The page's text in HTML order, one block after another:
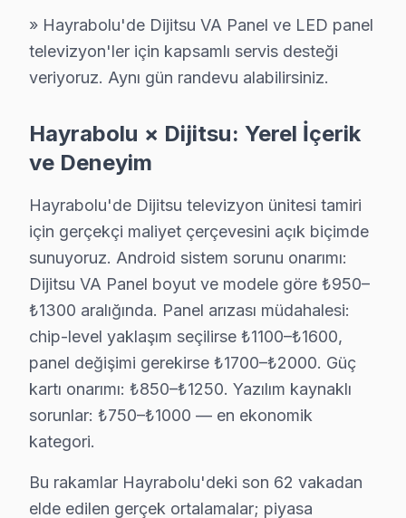
2.
Güç Kartı Arızası: Kesik Güç
Sorun: Televizyonun açıldığında aniden
Fiyat: Güç kartı değişimi 800 ₺ ile 1500 ₺
Panel Sorunu: Görüntü Bozukluğu
Neden: Panel teknolojisinin, özellikle eski
Fiyat: Panel değişimi için 2500 ₺ ile 4000 ₺
4. Backlight Problemleri: Ekranın Karanlık Kalması
Sorun: Ekranın bir kısmının veya tamamının
Neden: Arka aydınlatma LED'lerinin yanması
Fiyat: Backlight değişimi 1200 ₺ ile 2000 ₺
5.Yazılım Sorunu: Donma
Sorun: Televizyonun sürekli olarak donması
Hayrabolu bölgesinden gelen arızalar, genellikle bu
» Hayrabolu'de Dijitsu VA Panel ve LED panel
televizyon'ler için kapsamlı servis desteği
veriyoruz. Aynı gün randevu alabilirsiniz.
Hayrabolu × Dijitsu: Yerel İçerik
ve Deneyim
Hayrabolu'de Dijitsu televizyon ünitesi tamiri
için gerçekçi maliyet çerçevesini açık biçimde
sunuyoruz. Android sistem sorunu onarımı:
Dijitsu VA Panel boyut ve modele göre ₺950–
₺1300 aralığında. Panel arızası müdahalesi:
chip-level yaklaşım seçilirse ₺1100–₺1600,
panel değişimi gerekirse ₺1700–₺2000. Güç
kartı onarımı: ₺850–₺1250. Yazılım kaynaklı
sorunlar: ₺750–₺1000 — en ekonomik
kategori.
Bu rakamlar Hayrabolu'deki son 62 vakadan
elde edilen gerçek ortalamalar; piyasa